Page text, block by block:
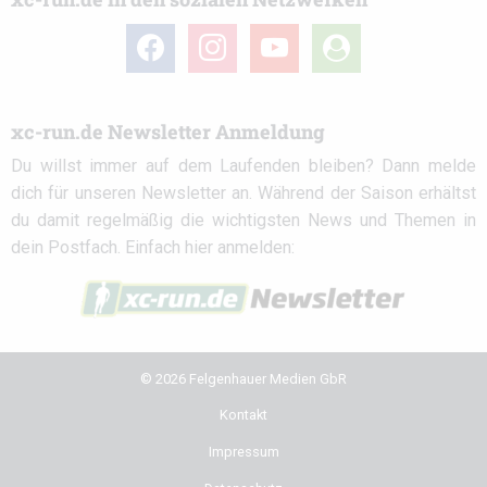
facebook instagramyoutube
user-
circle
xc-run.de Newsletter Anmeldung
Du willst immer auf dem Laufenden bleiben? Dann melde
dich für unseren Newsletter an. Während der Saison erhältst
du damit regelmäßig die wichtigsten News und Themen in
dein Postfach. Einfach hier anmelden:
© 2026 Felgenhauer Medien GbR
Kontakt
Impressum